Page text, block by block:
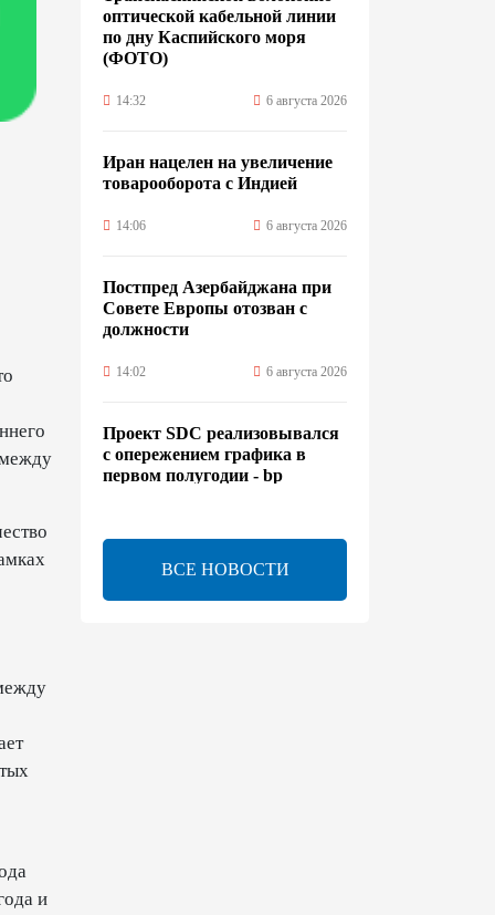
и
оптической кабельной линии
по дну Каспийского моря
(ФОТО)
14:32 6 августа 2026
Иран нацелен на увеличение
товарооборота с Индией
14:06 6 августа 2026
Постпред Азербайджана при
Совете Европы отозван с
должности
14:02 6 августа 2026
Проект SDC реализовывался
с опережением графика в
первом полугодии - bp
Расширены полномочия
холдинга AZCON - Указ
ВСЕ НОВОСТИ